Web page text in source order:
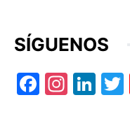
SÍGUENOS
Facebook